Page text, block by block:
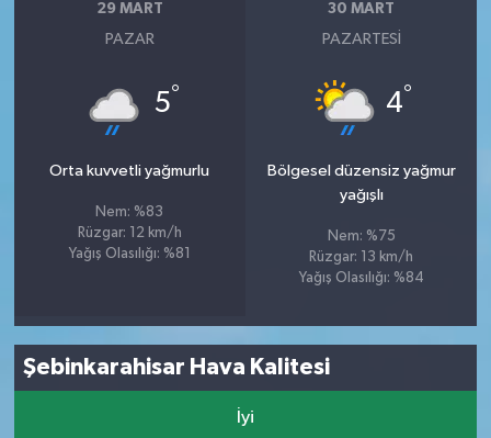
29 MART
PAZAR
5°
Orta kuvvetli yağmurlu
Nem: %83
Rüzgar: 12 km/h
Yağış Olasılığı: %81
30 MART
PAZARTESI
4°
Bölgesel düzensiz yağmur
yağışlı
Nem: %75
Rüzgar: 13 km/h
Yağış Olasılığı: %84
Şebinkarahisar Hava Kalitesi
İyi